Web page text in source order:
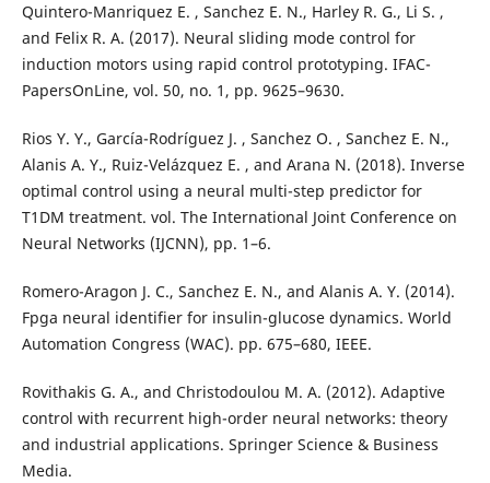
Quintero-Manriquez E. , Sanchez E. N., Harley R. G., Li S. ,
and Felix R. A. (2017). Neural sliding mode control for
induction motors using rapid control prototyping. IFAC-
PapersOnLine, vol. 50, no. 1, pp. 9625–9630.
Rios Y. Y., García-Rodríguez J. , Sanchez O. , Sanchez E. N.,
Alanis A. Y., Ruiz-Velázquez E. , and Arana N. (2018). Inverse
optimal control using a neural multi-step predictor for
T1DM treatment. vol. The International Joint Conference on
Neural Networks (IJCNN), pp. 1–6.
Romero-Aragon J. C., Sanchez E. N., and Alanis A. Y. (2014).
Fpga neural identifier for insulin-glucose dynamics. World
Automation Congress (WAC). pp. 675–680, IEEE.
Rovithakis G. A., and Christodoulou M. A. (2012). Adaptive
control with recurrent high-order neural networks: theory
and industrial applications. Springer Science & Business
Media.